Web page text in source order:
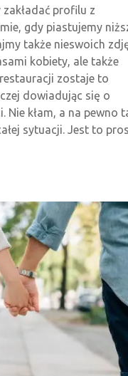
profilu z
gdy piastujemy
także nieswoich
kobiety, ale także
zostaje to
dowiadując się o
Nie kłam, a na pewno
sytuacji. Jest to